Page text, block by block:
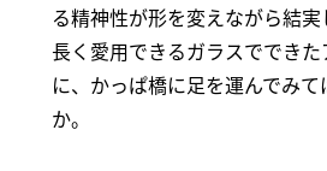
る精神性が形を変えながら結実
長く愛用できるガラスででき
に、かっぱ橋に足を運んでみて
か。